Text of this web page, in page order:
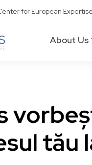
for European Expertise
About Us
tău